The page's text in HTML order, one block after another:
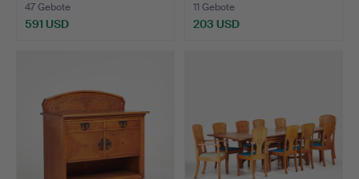
47 Gebote
591 USD
11 Gebote
203 USD